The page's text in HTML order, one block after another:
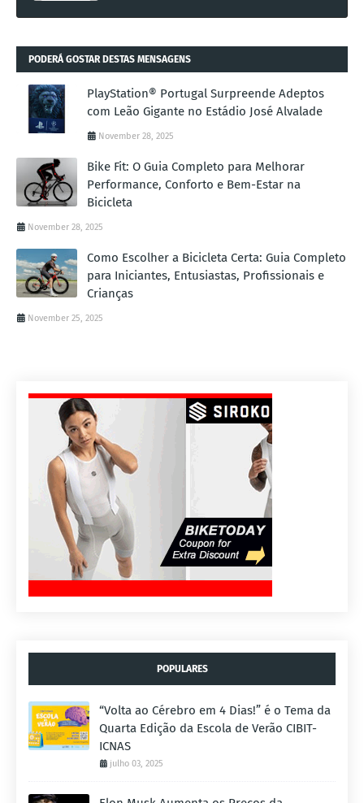
PODERÁ GOSTAR DESTAS MENSAGENS
PlayStation® Portugal Surpreende Adeptos
com Leão Gigante no Estádio José Alvalade
November 28, 2025
Bike Fit: O Guia Completo para Melhorar
Performance, Conforto e Bem-Estar na
Bicicleta
November 28, 2025
Como Escolher a Bicicleta Certa: Guia Completo
para Iniciantes, Entusiastas, Profissionais e
Crianças
November 25, 2025
POPULARES
“Volta ao Cérebro em 4 Dias!” é o Tema da
Quarta Edição da Escola de Verão CIBIT-
ICNAS
julho 03, 2025